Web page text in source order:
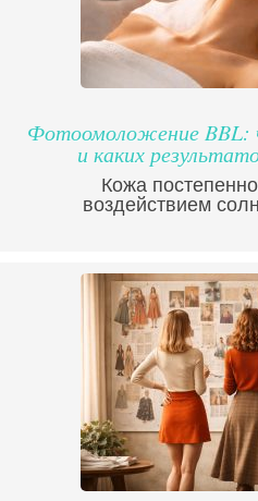
Фотоомоложение BBL:
и каких
Кожа
воздействием